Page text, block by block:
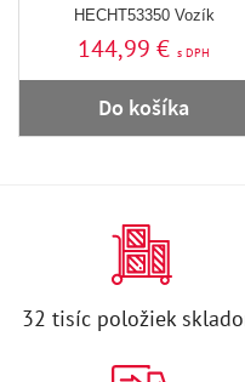
HECHT53350 Vozík
144,99 € s DPH
Do košíka
32 tisíc položiek